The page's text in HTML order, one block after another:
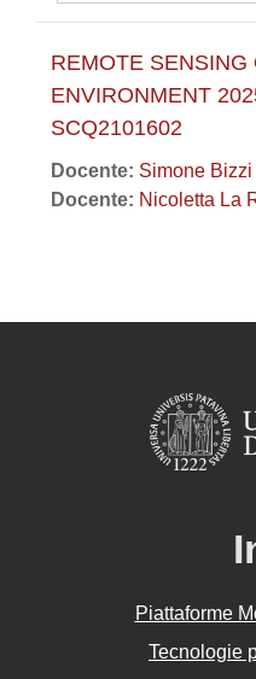
REMOTE SENSING
ENVIRONMENT
SCQ2101602
Docente: Simone Bizzi
Docente: Nicoletta La
Piattaforme
Tecnologie